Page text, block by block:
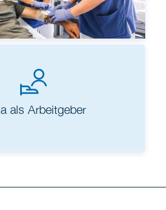
als Arbeitgeber